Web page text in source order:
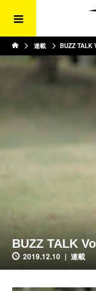
連載 BUZZ TALK
BUZZ TALK
2019.12.10 連載